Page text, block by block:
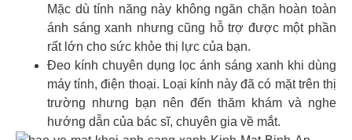
Mặc dù tính năng này không ngăn chặn hoàn toàn
ánh sáng xanh nhưng cũng hỗ trợ được một phần
rất lớn cho sức khỏe thị lực của bạn.
Đeo kính chuyên dụng lọc ánh sáng xanh khi dùng
máy tính, điện thoại. Loại kính này đã có mặt trên thị
trường nhưng bạn nên đến thăm khám và nghe
hướng dẫn của bác sĩ, chuyên gia về mắt.